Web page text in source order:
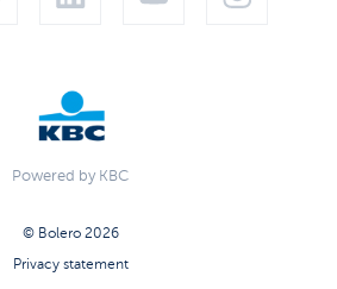
Powered by KBC
© Bolero 2026
Privacy statement